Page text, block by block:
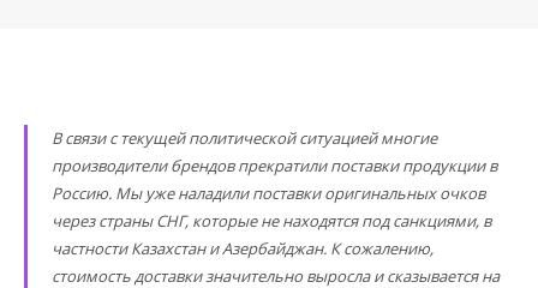
В связи с текущей политической ситуацией многие
производители брендов прекратили поставки продукции в
Россию. Мы уже наладили поставки оригинальных очков
через страны СНГ, которые не находятся под санкциями, в
частности Казахстан и Азербайджан. К сожалению,
стоимость доставки значительно выросла и сказывается на